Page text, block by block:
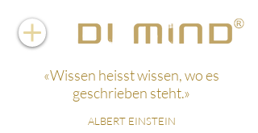
«Wissen heisst wissen, wo es
geschrieben steht.»
ALBERT EINSTEIN